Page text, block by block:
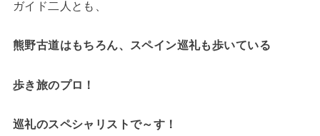
ガイド二人とも、
熊野古道はもちろん、スペイン巡礼も歩いている
歩き旅のプロ！
巡礼のスペシャリストで～す！